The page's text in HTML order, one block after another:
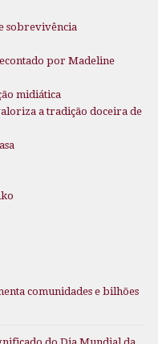
sobrevivência
por Madeline
midiática
a tradição doceira de
comunidades e bilhões